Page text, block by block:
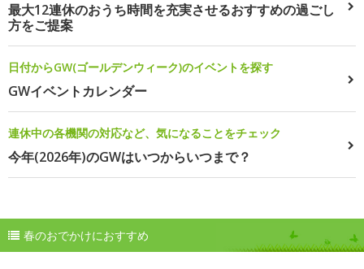
最大12連休のおうち時間を充実させるおすすめの過ごし
方をご提案
日付からGW(ゴールデンウィーク)のイベントを探す
GWイベントカレンダー
連休中の各機関の対応など、気になることをチェック
今年(2026年)のGWはいつからいつまで？
春のおでかけにおすすめ